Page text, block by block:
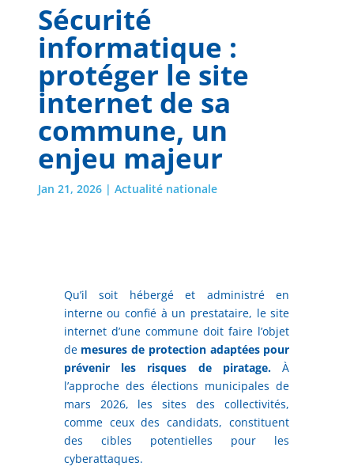
Sécurité
informatique :
protéger le site
internet de sa
commune, un
enjeu majeur
Jan 21, 2026| Actualité nationale
Qu’il soit hébergé et administré en
interne ou confié à un prestataire, le site
internet d’une commune doit faire l’objet
de mesures de protection adaptées pour
prévenir les risques de piratage. À
l’approche des élections municipales de
mars 2026, les sites des collectivités,
comme ceux des candidats, constituent
des cibles potentielles pour les
cyberattaques.